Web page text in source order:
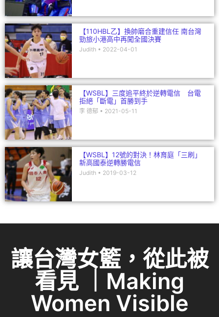
【110HBL乙】換帥磨合重建信任 南台灣
勁旅小港高中再闖全國決賽
Judith 2022-04-01
【WSBL】三度追平終於逆轉電信 台電
拒絕「斷電」首勝到手
李 德郁 2021-05-11
【WSBL】12號的對決！林育庭「三刷」
新高國泰逆轉勝電信
Judith 2019-03-12
讓台灣女籃，從此被
看見 ｜Making
Women Visible